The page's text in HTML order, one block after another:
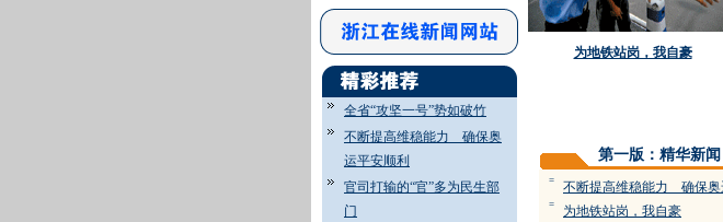
全省“攻坚一号”势如破竹
不断提高维稳能力 确保奥
运平安顺利
官司打输的“官”多为民生部
门
为地铁站岗，我自豪
第一版：精华新闻
= 不断提高维稳能力 确保奥
= 为地铁站岗，我自豪